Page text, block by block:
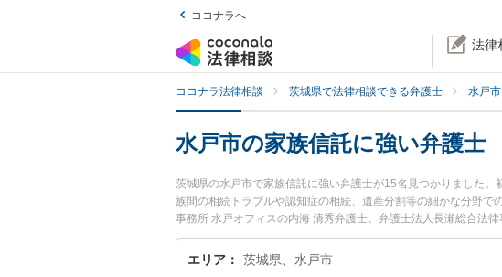
ココナラへ
法律
ココナラ法律相談 茨城県で法律相談できる弁護士 水戸
水戸市の家族信託に強い弁護士
茨城県の水戸市で家族信託に強い弁護士が15名見つかりました
族間の相続トラブルや認知症の相続、遺産分割等の細かな分野
事務所 水戸オフィスの内海 清秀弁護士、弁護士法人長瀬総合法
で土日や夜間に発生した家族信託のトラブルを今すぐに弁護士
律相談できる水戸市内の弁護士に相談予約したい』などでお困り
エリア 茨城県、水戸市